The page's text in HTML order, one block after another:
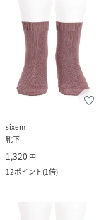
sixem
靴下
1,320 円
12ポイント(1倍)